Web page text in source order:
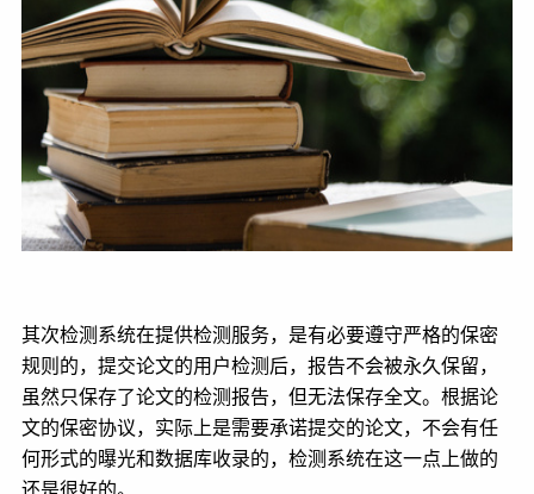
其次检测系统在提供检测服务，是有必要遵守严格的保密
规则的，提交论文的用户检测后，报告不会被永久保留，
虽然只保存了论文的检测报告，但无法保存全文。根据论
文的保密协议，实际上是需要承诺提交的论文，不会有任
何形式的曝光和数据库收录的，检测系统在这一点上做的
还是很好的。